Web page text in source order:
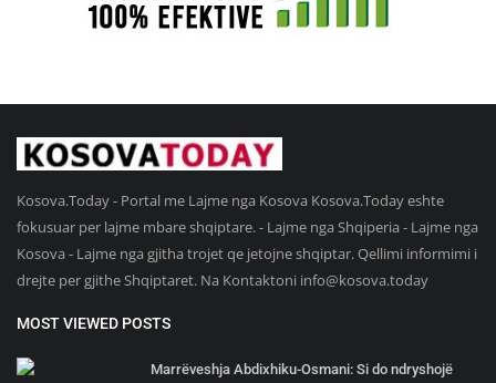
Kosova.Today - Portal me Lajme nga Kosova Kosova.Today eshte
fokusuar per lajme mbare shqiptare. - Lajme nga Shqiperia - Lajme nga
Kosova - Lajme nga gjitha trojet qe jetojne shqiptar. Qellimi informimi i
drejte per gjithe Shqiptaret. Na Kontaktoni info@kosova.today
MOST VIEWED POSTS
Marrëveshja Abdixhiku-Osmani: Si do ndryshojë